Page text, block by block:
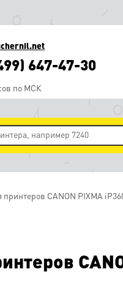
647-47-30
по МСК
CANON PIXMA